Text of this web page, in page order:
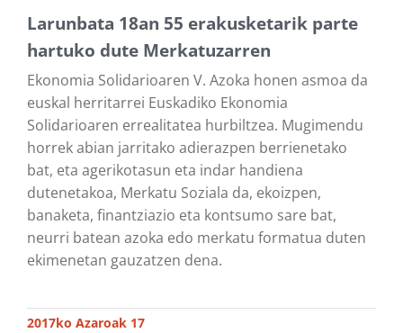
Larunbata 18an 55 erakusketarik parte
hartuko dute Merkatuzarren
Ekonomia Solidarioaren V. Azoka honen asmoa da
euskal herritarrei Euskadiko Ekonomia
Solidarioaren errealitatea hurbiltzea. Mugimendu
horrek abian jarritako adierazpen berrienetako
bat, eta agerikotasun eta indar handiena
dutenetakoa, Merkatu Soziala da, ekoizpen,
banaketa, finantziazio eta kontsumo sare bat,
neurri batean azoka edo merkatu formatua duten
ekimenetan gauzatzen dena.
2017ko Azaroak 17